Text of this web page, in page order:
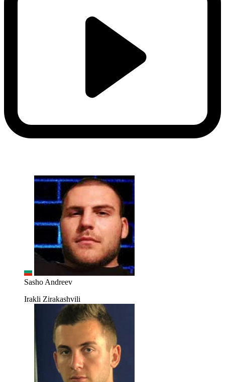
Sasho Andreev
Irakli Zirakashvili